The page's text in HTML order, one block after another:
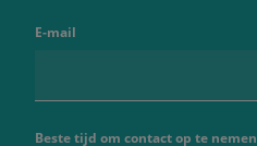
E-mail
Beste tijd om contact op te nemen